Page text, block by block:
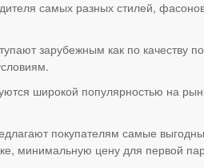
самых разных стилей,
зарубежным как по качеству
широкой популярностью на
покупателям самые
минимальную цену для первой